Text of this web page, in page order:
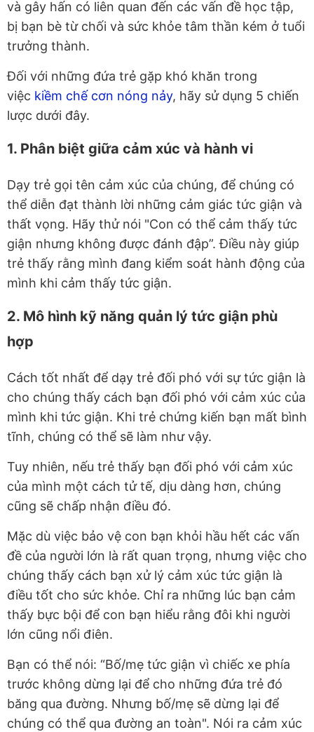
và gây hấn có liên quan đến các vấn đề học tập,
bị bạn bè từ chối và sức khỏe tâm thần kém ở tuổi
trưởng thành.
Đối với những đứa trẻ gặp khó khăn trong
việc kiềm chế cơn nóng nảy, hãy sử dụng 5 chiến
lược dưới đây.
1. Phân biệt giữa cảm xúc và hành vi
Dạy trẻ gọi tên cảm xúc của chúng, để chúng có
thể diễn đạt thành lời những cảm giác tức giận và
thất vọng. Hãy thử nói "Con có thể cảm thấy tức
giận nhưng không được đánh đập”. Điều này giúp
trẻ thấy rằng mình đang kiểm soát hành động của
mình khi cảm thấy tức giận.
2. Mô hình kỹ năng quản lý tức giận phù
hợp
Cách tốt nhất để dạy trẻ đối phó với sự tức giận là
cho chúng thấy cách bạn đối phó với cảm xúc của
mình khi tức giận. Khi trẻ chứng kiến bạn mất bình
tĩnh, chúng có thể sẽ làm như vậy.
Tuy nhiên, nếu trẻ thấy bạn đối phó với cảm xúc
của mình một cách tử tế, dịu dàng hơn, chúng
cũng sẽ chấp nhận điều đó.
Mặc dù việc bảo vệ con bạn khỏi hầu hết các vấn
đề của người lớn là rất quan trọng, nhưng việc cho
chúng thấy cách bạn xử lý cảm xúc tức giận là
điều tốt cho sức khỏe. Chỉ ra những lúc bạn cảm
thấy bực bội để con bạn hiểu rằng đôi khi người
lớn cũng nổi điên.
Bạn có thể nói: “Bố/mẹ tức giận vì chiếc xe phía
trước không dừng lại để cho những đứa trẻ đó
băng qua đường. Nhưng bố/mẹ sẽ dừng lại để
chúng có thể qua đường an toàn". Nói ra cảm xúc